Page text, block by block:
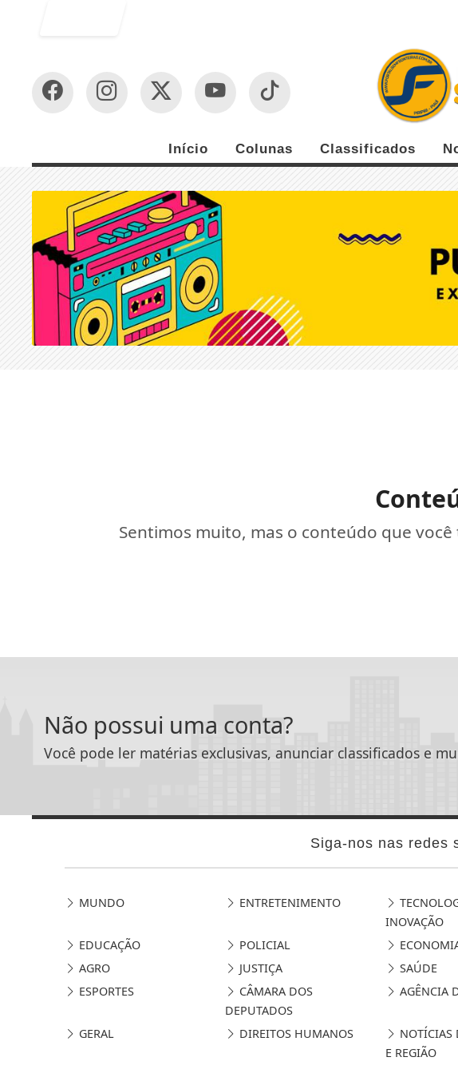
Início Colunas Classificados
Sentimos muito, mas o conteúdo que
Não possui uma conta?
Você pode ler matérias exclusivas, anunciar classificados e
Siga-nos nas redes
MUNDO ENTRETENIMENTO
INOVAÇÃO
EDUCAÇÃO
POLICIAL
AGRO
JUSTIÇA
SAÚDE
ESPORTES
CÂMARA DOS
DEPUTADOS
AGÊNCIA
GERAL DIREITOS HUMANOS
NOTÍCIAS
E REGIÃO